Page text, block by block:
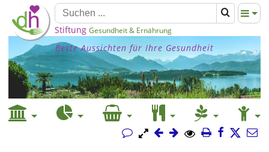
Stiftung Gesundheit & Ernährung
Beste Aussichten für Ihre Gesundheit